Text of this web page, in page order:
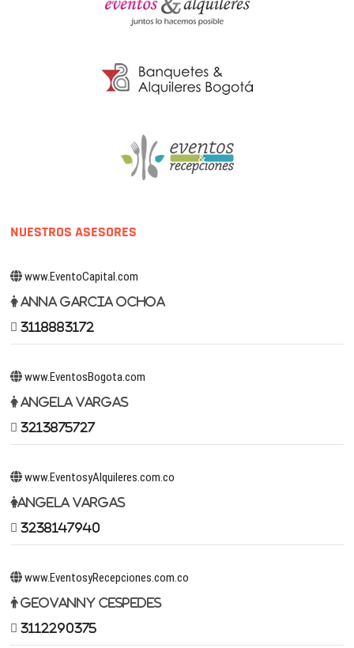
NUESTROS ASESORES
www.EventoCapital.com
Anna Garcia Ochoa
3118883172
www.EventosBogota.com
Angela Vargas
3213875727
www.EventosyAlquileres.com.co
Angela Vargas
3238147940
www.EventosyRecepciones.com.co
Geovanny Cespedes
3112290375